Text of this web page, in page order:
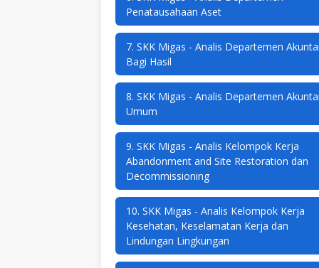
Penatausahaan Aset
7. SKK Migas - Analis Departemen
Bagi Hasil
8. SKK Migas - Analis Departemen
Umum
9. SKK Migas - Analis Kelompok Kerja
Abandonment and Site Restoration dan
Decommissioning
10. SKK Migas - Analis Kelompok Kerja
Kesehatan, Keselamatan Kerja dan
Lindungan Lingkungan